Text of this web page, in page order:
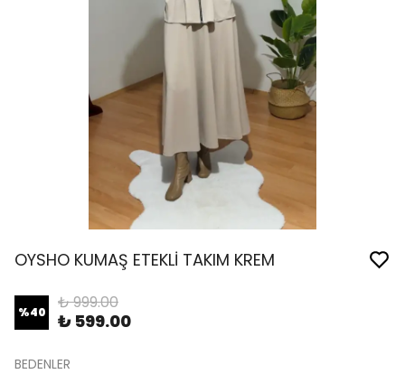
OYSHO KUMAŞ ETEKLİ TAKIM KREM
%40 ₺ 999.00
₺ 599.00
BEDENLER